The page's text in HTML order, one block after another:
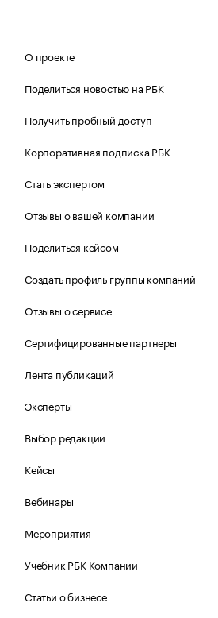
О проекте
Поделиться новостью на РБК
Получить пробный доступ
Корпоративная подписка РБК
Стать экспертом
Отзывы о вашей компании
Поделиться кейсом
Создать профиль группы компаний
Отзывы о сервисе
Сертифицированные партнеры
Лента публикаций
Эксперты
Выбор редакции
Кейсы
Вебинары
Мероприятия
Учебник РБК Компании
Статьи о бизнесе